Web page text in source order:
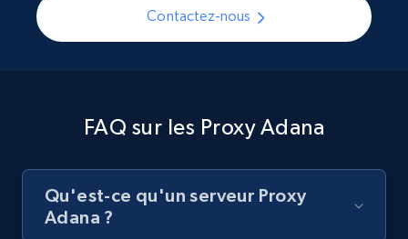
Contactez-nous
FAQ sur les Proxy Adana
Qu'est-ce qu'un serveur Proxy
Adana ?